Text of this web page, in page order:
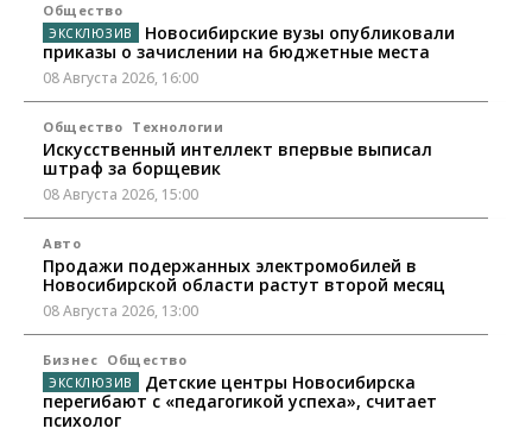
Общество
Новосибирские вузы опубликовали
приказы о зачислении на бюджетные места
08 Августа 2026, 16:00
Общество Технологии
Искусственный интеллект впервые выписал
штраф за борщевик
08 Августа 2026, 15:00
Авто
Продажи подержанных электромобилей в
Новосибирской области растут второй месяц
08 Августа 2026, 13:00
Бизнес Общество
Детские центры Новосибирска
перегибают с «педагогикой успеха», считает
психолог